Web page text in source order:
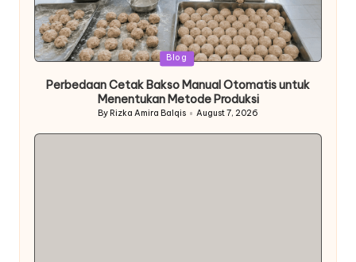
Posted
Blog
Perbedaan Cetak Bakso Manual Otomatis untuk
Menentukan Metode Produksi
Posted
By Rizka Amira Balqis August 7, 2026